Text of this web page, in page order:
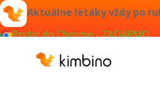
Aktuálne letáky vždy po
Pridať do Chrome - ZADARMO